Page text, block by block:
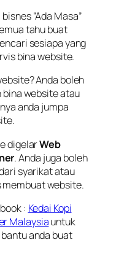
“Ada Masa”
tahu buat
sesiapa yang
bina website.
Anda boleh
bina website atau
anda jumpa
digelarWeb
. Anda juga boleh
syarikat atau
membuat website.
: Kedai Kopi
Malaysiauntuk
anda buat